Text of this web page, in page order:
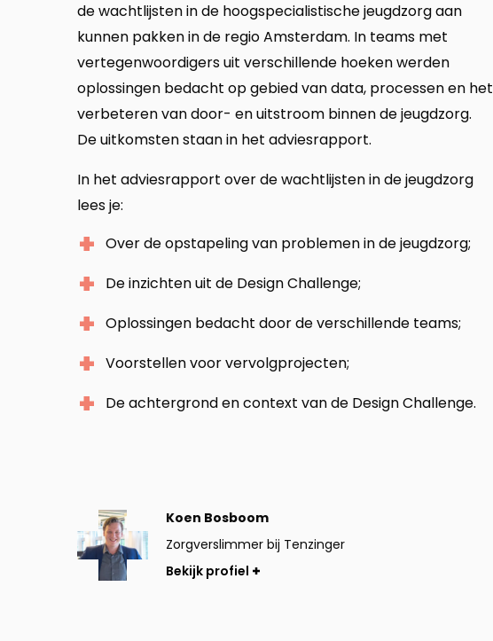
de wachtlijsten in de hoogspecialistische jeugdzorg aan
kunnen pakken in de regio Amsterdam. In teams met
vertegenwoordigers uit verschillende hoeken werden
oplossingen bedacht op gebied van data, processen en het
verbeteren van door- en uitstroom binnen de jeugdzorg.
De uitkomsten staan in het adviesrapport.
In het adviesrapport over de wachtlijsten in de jeugdzorg
lees je:
Over de opstapeling van problemen in de jeugdzorg;
De inzichten uit de Design Challenge;
Oplossingen bedacht door de verschillende teams;
Voorstellen voor vervolgprojecten;
De achtergrond en context van de Design Challenge.
Koen Bosboom
Zorgverslimmer bij Tenzinger
Bekijk
profiel
Bekijk profiel